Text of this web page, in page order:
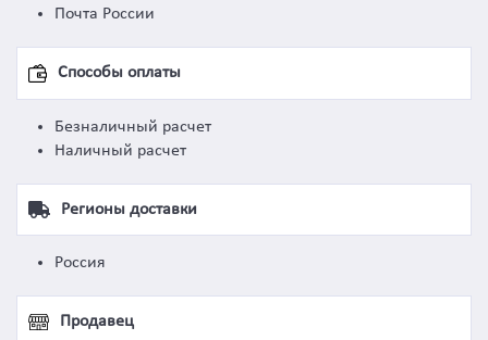
Почта России
Способы оплаты
Безналичный расчет
Наличный расчет
Регионы доставки
Россия
Продавец